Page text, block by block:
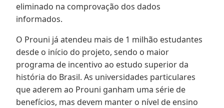
eliminado na comprovação dos dados
informados.
O Prouni já atendeu mais de 1 milhão estudantes
desde o início do projeto, sendo o maior
programa de incentivo ao estudo superior da
história do Brasil. As universidades particulares
que aderem ao Prouni ganham uma série de
benefícios, mas devem manter o nível de ensino